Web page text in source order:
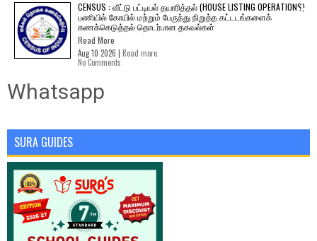
CENSUS : வீட்டு பட்டியல் தயாரித்தல் (HOUSE LISTING OPERATIONS)
பணியில் கோயில் மற்றும் பேருந்து நிறுத்த கட்டடங்களைக்
கணக்கெடுத்தல் தொடர்பான தகவல்கள்
Read More
Aug 10 2026 | Read more
No Comments
Whatsapp
SURA GUIDES